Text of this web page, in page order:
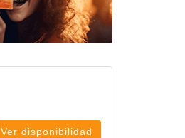
Ver disponibilidad